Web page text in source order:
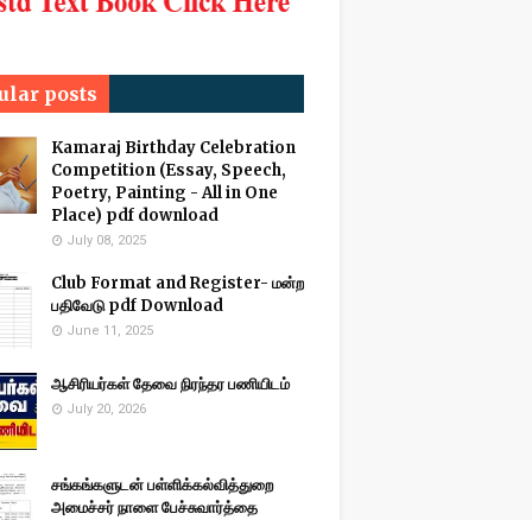
posts
Kamaraj Birthday Celebration
Competition (Essay, Speech,
Poetry, Painting - All in One
Place) pdf download
July 08, 2025
Club Format and Register- மன்ற
பதிவேடு pdf Download
June 11, 2025
ஆசிரியர்கள் தேவை நிரந்தர பணியிடம்
July 20, 2026
சங்கங்களுடன் பள்ளிக்கல்வித்துறை
அமைச்சர் நாளை பேச்சுவார்த்தை